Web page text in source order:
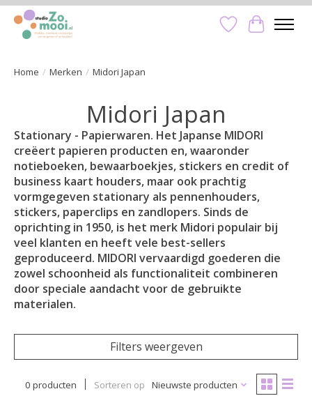
Verlanglijst
Home / Merken / Midori Japan
Midori Japan
Stationary - Papierwaren. Het Japanse MIDORI
creëert papieren producten en, waaronder
notieboeken, bewaarboekjes, stickers en credit of
business kaart houders, maar ook prachtig
vormgegeven stationary als pennenhouders,
stickers, paperclips en zandlopers. Sinds de
oprichting in 1950, is het merk Midori populair bij
veel klanten en heeft vele best-sellers
geproduceerd. MIDORI vervaardigd goederen die
zowel schoonheid als functionaliteit combineren
door speciale aandacht voor de gebruikte
materialen.
Filters weergeven
0 producten Sorteren op Nieuwste producten